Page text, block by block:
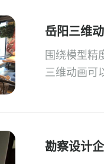
岳阳三维
围绕模型精
三维动画可
勘察设计